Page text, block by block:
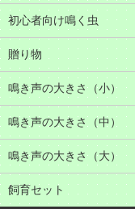
初心者向け鳴く虫
贈り物
鳴き声の大きさ（小）
鳴き声の大きさ（中）
鳴き声の大きさ（大）
飼育セット